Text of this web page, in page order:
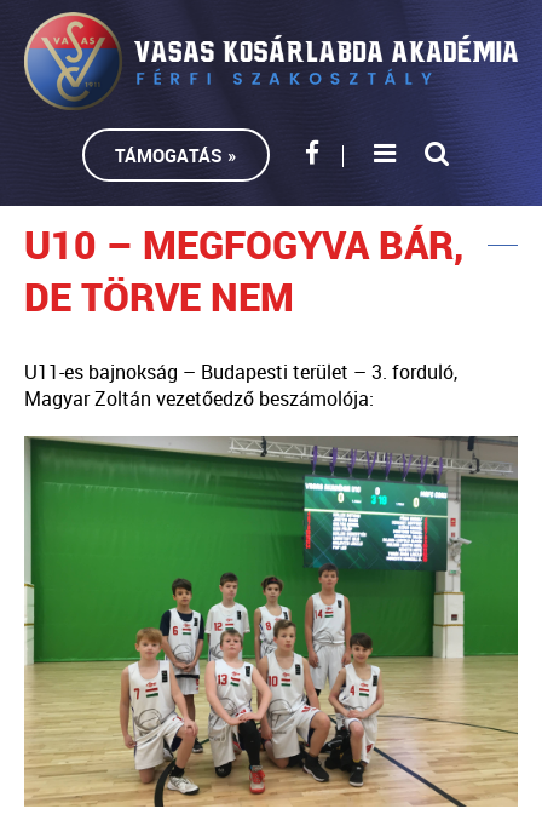
TÁMOGATÁS »
U10 – MEGFOGYVA BÁR,
DE TÖRVE NEM
U11-es bajnokság – Budapesti terület – 3. forduló,
Magyar Zoltán vezetőedző beszámolója: